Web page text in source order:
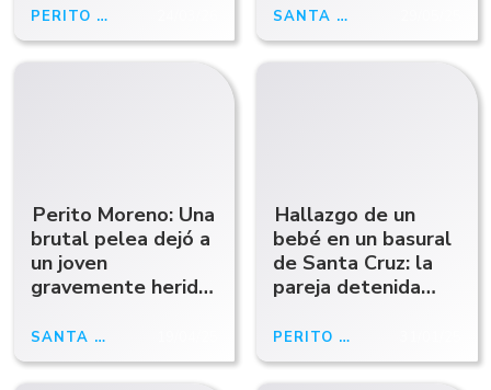
una superficie
equivalente a 320
canchas de fútbol
PERITO MORENO SANTA CRUZ
Perito Moreno: Una
brutal pelea dejó a
un joven
gravemente herido
intento de
homicidio
SANTA CRUZ
Hallazgo de un
bebé en un basural
de Santa Cruz: la
pareja detenida
PERITO MORENO